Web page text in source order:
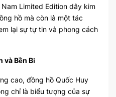
Limited Edition dây kim
hồ mà còn là một tác
lại sự tự tin và phong cách
và Bền Bỉ
cao, đồng hồ Quốc Huy
chỉ là biểu tượng của sự